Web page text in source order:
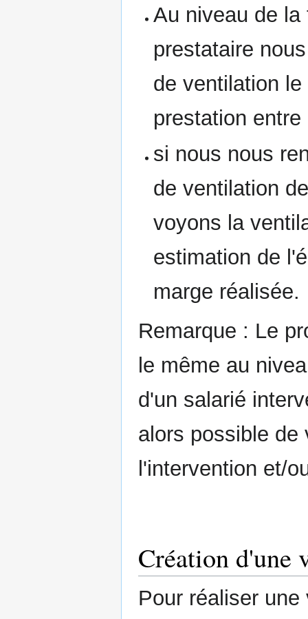
Au niveau de
prestataire
de ventilation
prestation
si nous nous
de ventilation
voyons la
estimation de
marge réalisée.
Remarque : Le
le même au
d'un salarié
alors possible de
l'intervention et/
Création d'une
Pour réaliser